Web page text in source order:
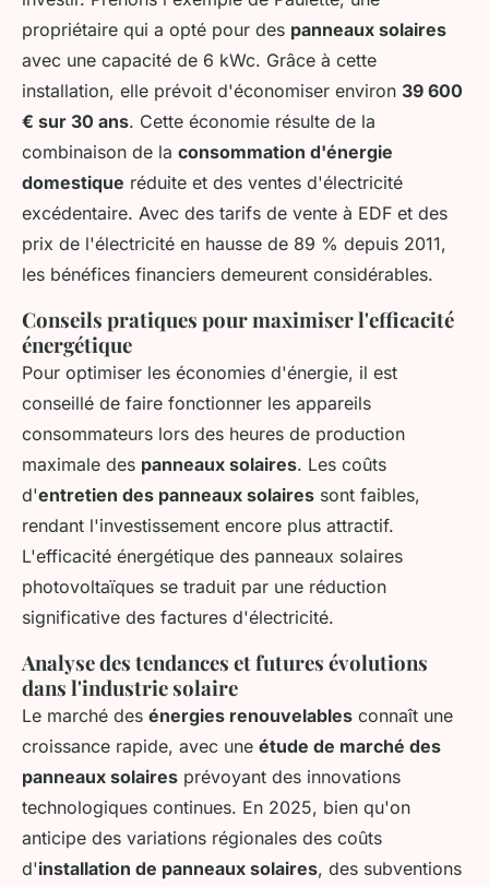
propriétaire qui a opté pour des panneaux solaires
avec une capacité de 6 kWc. Grâce à cette
installation, elle prévoit d'économiser environ 39 600
€ sur 30 ans. Cette économie résulte de la
combinaison de la consommation d'énergie
domestique réduite et des ventes d'électricité
excédentaire. Avec des tarifs de vente à EDF et des
prix de l'électricité en hausse de 89 % depuis 2011,
les bénéfices financiers demeurent considérables.
Conseils pratiques pour maximiser l'efficacité
énergétique
Pour optimiser les économies d'énergie, il est
conseillé de faire fonctionner les appareils
consommateurs lors des heures de production
maximale des panneaux solaires. Les coûts
d'entretien des panneaux solaires sont faibles,
rendant l'investissement encore plus attractif.
L'efficacité énergétique des panneaux solaires
photovoltaïques se traduit par une réduction
significative des factures d'électricité.
Analyse des tendances et futures évolutions
dans l'industrie solaire
Le marché des énergies renouvelables connaît une
croissance rapide, avec une étude de marché des
panneaux solaires prévoyant des innovations
technologiques continues. En 2025, bien qu'on
anticipe des variations régionales des coûts
d'installation de panneaux solaires, des subventions